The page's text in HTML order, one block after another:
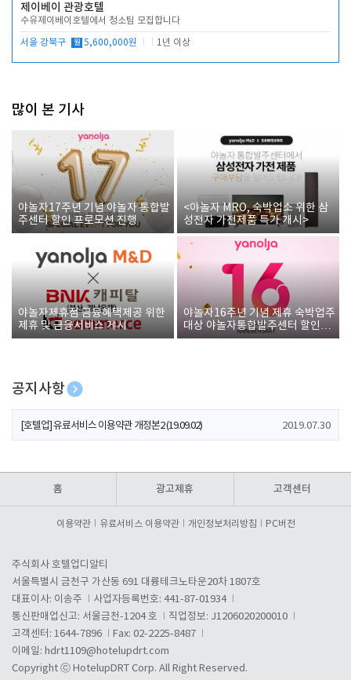
제이베이 관광호텔
수유제이베이호텔에서 청소팀 모집합니다
서울 강북구 월 5,600,000원 1년 이상
많이 본 기사
야놀자17주년 기념 야놀자 통합발
주센터 할인 프로모션 진행
<야놀자 MRO, 숙박업소 위한 삼
성전자 가전제품 특가 개시>
야놀자제휴점 금융혜택제공 위한
제휴 및 금융서비스 게시
야놀자16주년 기념 제휴 숙박업주
대상 야놀자통합발주센터 할인쿠
폰 증정
공지사항
[호텔업] 개인정보 처리방침 개정본1 (19.09.02)
[호텔업] 유료서비스 이용약관 개정본2 (19.09.02) 2019.07.30
홈 광고제휴 고객센터
이용약관 유료서비스 이용약관 개인정보처리방침 PC버전
주식회사 호텔업디알티
서울특별시 금천구 가산동 691 대륭테크노타운20차 1807호
대표이사: 이송주
사업자등록번호: 441-87-01934
통신판매업신고: 서울금천-1204 호
직업정보: J1206020200010
고객센터: 1644-7896
Fax: 02-2225-8487
이메일: hdrt1109@hotelupdrt.com
Copyright ⓒ HotelupDRT Corp. All Right Reserved.